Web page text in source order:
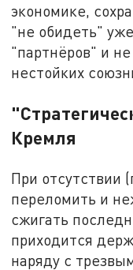
экономике,
"не обидеть"
"партнёров" и
нестойких
Кремля
При отсутствии
переломить и
сжигать
приходится
наряду с